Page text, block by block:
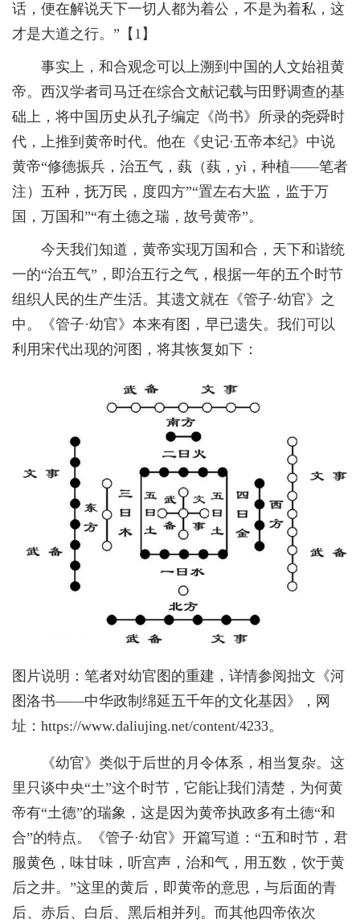
话，便在解说天下一切人都为着公，不是为着私，这
才是大道之行。”【1】
事实上，和合观念可以上溯到中国的人文始祖黄
帝。西汉学者司马迁在综合文献记载与田野调查的基
础上，将中国历史从孔子编定《尚书》所录的尧舜时
代，上推到黄帝时代。他在《史记·五帝本纪》中说
黄帝“修德振兵，治五气，蓺（蓺，yì，种植——笔者
注）五种，抚万民，度四方”“置左右大监，监于万
国，万国和”“有土德之瑞，故号黄帝”。
今天我们知道，黄帝实现万国和合，天下和谐统
一的“治五气”，即治五行之气，根据一年的五个时节
组织人民的生产生活。其遗文就在《管子·幼官》之
中。《管子·幼官》本来有图，早已遗失。我们可以
利用宋代出现的河图，将其恢复如下：
图片说明：笔者对幼官图的重建，详情参阅拙文《河
图洛书——中华政制绵延五千年的文化基因》，网
址：https://www.daliujing.net/content/4233。
《幼官》类似于后世的月令体系，相当复杂。这
里只谈中央“土”这个时节，它能让我们清楚，为何黄
帝有“土德”的瑞象，这是因为黄帝执政多有土德“和
合”的特点。《管子·幼官》开篇写道：“五和时节，君
服黄色，味甘味，听宫声，治和气，用五数，饮于黄
后之井。”这里的黄后，即黄帝的意思，与后面的青
后、赤后、白后、黑后相并列。而其他四帝依次